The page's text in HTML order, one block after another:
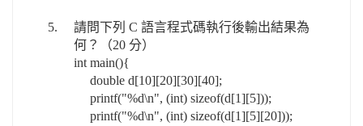
5.
請問下列 C 語言程式碼執行後輸出結果為
何？（20 分）
int main(){
double d[10][20][30][40];
printf("%d\n", (int) sizeof(d[1][5]));
printf("%d\n", (int) sizeof(d[1][5][20]));